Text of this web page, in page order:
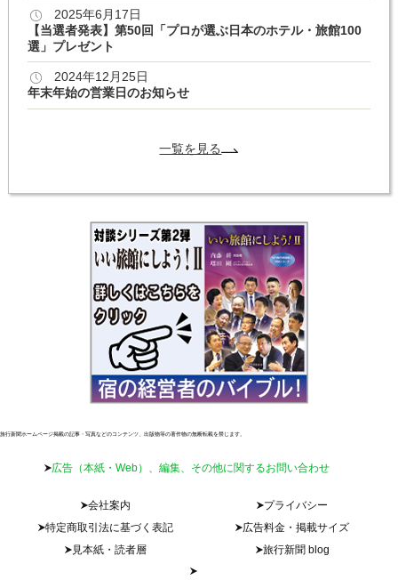
2025年6月17日
【当選者発表】第50回「プロが選ぶ日本のホテル・旅館100
選」プレゼント
2024年12月25日
年末年始の営業日のお知らせ
一覧を見る
旅行新聞ホームページ掲載の記事・写真などのコンテンツ、出版物等の著作物の無断転載を禁じます。
広告（本紙・Web）、編集、その他に関するお問い合わせ
会社案内
プライバシー
特定商取引法に基づく表記
広告料金・掲載サイズ
見本紙・読者層
旅行新聞 blog